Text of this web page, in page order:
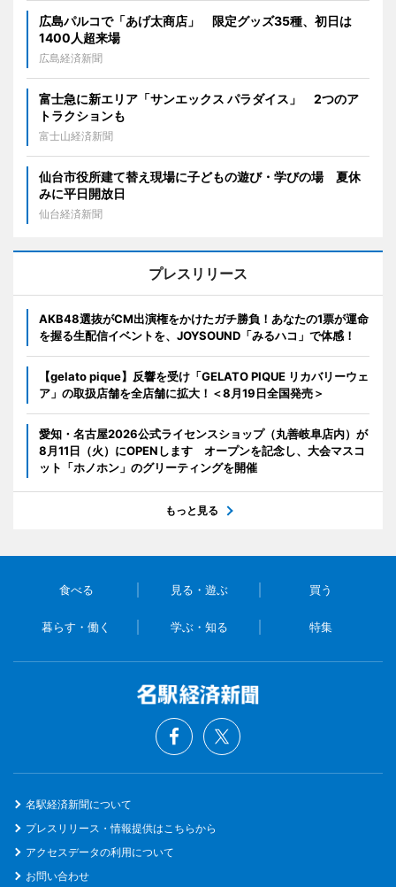
広島パルコで「あげ太商店」 限定グッズ35種、初日は
1400人超来場
広島経済新聞
富士急に新エリア「サンエックス パラダイス」 2つのア
トラクションも
富士山経済新聞
仙台市役所建て替え現場に子どもの遊び・学びの場 夏休
みに平日開放日
仙台経済新聞
プレスリリース
AKB48選抜がCM出演権をかけたガチ勝負！あなたの1票が運命
を握る生配信イベントを、JOYSOUND「みるハコ」で体感！
【gelato pique】反響を受け「GELATO PIQUE リカバリーウェ
ア」の取扱店舗を全店舗に拡大！＜8月19日全国発売＞
愛知・名古屋2026公式ライセンスショップ（丸善岐阜店内）が
8月11日（火）にOPENします オープンを記念し、大会マスコ
ット「ホノホン」のグリーティングを開催
もっと見る
食べる 見る・遊ぶ 買う
暮らす・働く 学ぶ・知る 特集
名駅経済新聞について
プレスリリース・情報提供はこちらから
アクセスデータの利用について
お問い合わせ